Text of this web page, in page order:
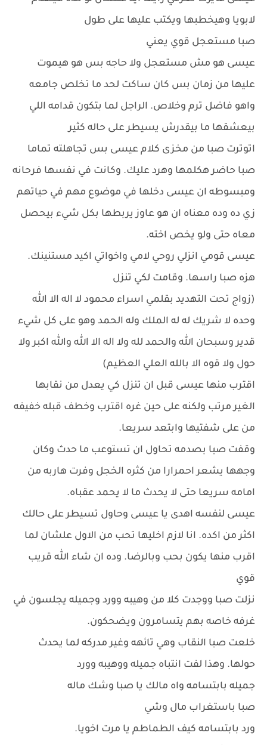
لابويا وهيخطبها ويكتب عليها على طول
صبا مستعجل قوي يعني
عيسى هو مش مستعجل ولا حاجه بس هو هيموت
عليها من زمان بس كان ساكت لحد ما تخلص جامعه
واهو فاضل ترم وخلاص. الراجل لما بتكون قدامه اللي
بيعشقها ما بيقدرش يسيطر على حاله كثير
اتوترت صبا من مخزى كلام عيسى بس تجاهلته تماما
صبا حاضر هكلمها وهرد عليك. وكانت في نفسها فرحانه
ومبسوطه ان عيسى دخلها في موضوع مهم في حياتهم
زي ده وده معناه ان هو عاوز يربطها بكل شيء بيحصل
معاه حتى ولو يخص اخته.
عيسى قومي انزلي روحي لامي واخواتي اكيد مستنينك.
هزه صبا راسها. وقامت لكي تنزل
(زواج تحت التهديد بقلمي اسراء محمود لا اله الا الله
وحده لا شريك له له الملك وله الحمد وهو على كل شيء
قدير وسبحان الله والحمد لله ولا اله الا الله والله اكبر ولا
حول ولا قوه الا بالله العلي العظيم)
اقترب منها عيسى قبل ان تنزل كي يعدل من نقابها
الغير مرتب ولكنه على حين غره اقترب وخطف قبله خفيفه
من على شفتيها وابتعد سريعا.
وقفت صبا بصدمه تحاول ان تستوعب ما حدث وكان
وجهها يشعر احمرارا من كثره الخجل وفرت هاربه من
امامه سريعا حتى لا يحدث ما لا يحمد عقباه.
عيسى لنفسه اهدى يا عيسى وحاول تسيطر على حالك
اكثر من اكده. انا لازم اخليها تحب من الاول علشان لما
اقرب منها يكون بحب وبالرضا. وده ان شاء الله قريب
قوي
نزلت صبا ووجدت كلا من وهيبه وورد وجميله يجلسون في
غرفه خاصه بهم يتسامرون ويضحكون.
خلعت صبا النقاب وهي تائهه وغير مدركه لما يحدث
حولها. وهذا لفت انتباه جميله ووهيبه وورد
جميله بابتسامه واه مالك يا صبا وشك ماله
صبا باستغراب مال وشي
ورد بابتسامه كيف الطماطم يا مرت اخويا.